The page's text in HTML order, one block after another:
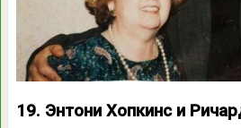
19. Энтони Хопкинс и